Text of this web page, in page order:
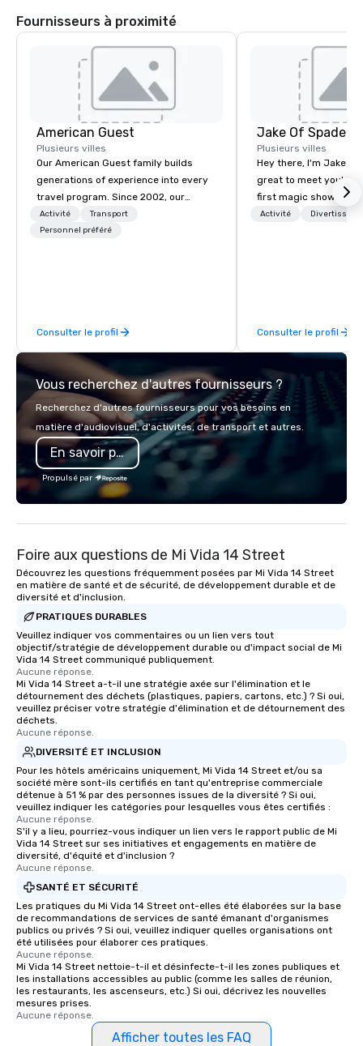
Fournisseurs à proximité
American Guest
Plusieurs villes
Our American Guest family builds
generations of experience into every
travel program. Since 2002, our
mission has been to capture the
imagination of your corporate guests
management, we treat your project as
if we were the client. Our personal
network of global suppliers helps us
bring your vision to life. With genuine
passion, an international team, and
American hospitality, we deliver our
promise: your business matters.
Activité
Transport
Personnel préféré
Consulter le profil
Jake Of Spades
Plusieurs villes
Hey there, I'm Jake
great to meet you! I
first magic shows at
making my food
magic. Suddenly,
made to be the FOOL,
international awards,
television over 70
3 World Tours with
Base Coach, and
"The Game Changing
experiential style of
to help companies
fortune-500, mom-
Champions, A-List
other, and create
through magic. | If you're looking for a
Activité
Consulter le profil
Vous recherchez d'autres fournisseurs ?
Recherchez d'autres fournisseurs pour vos besoins en
matière d'audiovisuel, d'activités, de transport et autres.
En savoir plus
Propulsé par
Foire aux questions de Mi Vida 14 Street
Découvrez les questions fréquemment posées par Mi Vida 14 Street
en matière de santé et de sécurité, de développement durable et de
diversité et d'inclusion.
PRATIQUES DURABLES
Veuillez indiquer vos commentaires ou un lien vers tout
objectif/stratégie de développement durable ou d'impact social de Mi
Vida 14 Street communiqué publiquement.
Aucune réponse.
Mi Vida 14 Street a-t-il une stratégie axée sur l'élimination et le
détournement des déchets (plastiques, papiers, cartons, etc.) ? Si oui,
veuillez préciser votre stratégie d'élimination et de détournement des
déchets.
Aucune réponse.
DIVERSITÉ ET INCLUSION
Pour les hôtels américains uniquement, Mi Vida 14 Street et/ou sa
société mère sont-ils certifiés en tant qu'entreprise commerciale
détenue à 51 % par des personnes issues de la diversité ? Si oui,
veuillez indiquer les catégories pour lesquelles vous êtes certifiés :
Aucune réponse.
S'il y a lieu, pourriez-vous indiquer un lien vers le rapport public de Mi
Vida 14 Street sur ses initiatives et engagements en matière de
diversité, d'équité et d'inclusion ?
Aucune réponse.
SANTÉ ET SÉCURITÉ
Les pratiques du Mi Vida 14 Street ont-elles été élaborées sur la base
de recommandations de services de santé émanant d'organismes
publics ou privés ? Si oui, veuillez indiquer quelles organisations ont
été utilisées pour élaborer ces pratiques.
Aucune réponse.
Mi Vida 14 Street nettoie-t-il et désinfecte-t-il les zones publiques et
les installations accessibles au public (comme les salles de réunion,
les restaurants, les ascenseurs, etc.) Si oui, décrivez les nouvelles
mesures prises.
Aucune réponse.
Afficher toutes les FAQ